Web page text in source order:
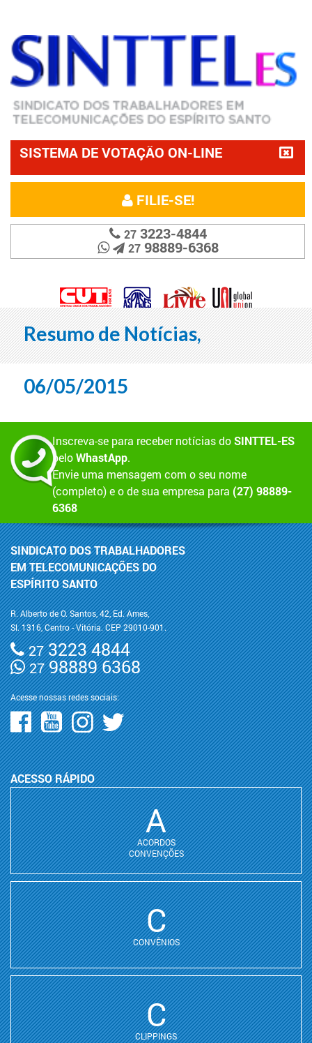
SISTEMA DE VOTAÇÃO ON-LINE
FILIE-SE!
273223-4844
2798889-6368
Resumo de Notícias,
06/05/2015
Inscreva-se para receber notícias doSINTTEL-ES
peloWhastApp.
Envie uma mensagem com o seu nome
(completo) e o de sua empresa para (27) 98889-
6368
SINDICATO DOS TRABALHADORES
EM TELECOMUNICAÇÕES DO
ESPÍRITO SANTO
R. Alberto de O. Santos, 42, Ed. Ames,
Sl. 1316, Centro - Vitória. CEP 29010-901.
273223 4844
2798889 6368
Acesse nossas redes sociais:
ACESSO RÁPIDO
A
ACORDOS
CONVENÇÕES
C
CONVÊNIOS
C
CLIPPINGS